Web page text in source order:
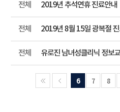
전체 2019년 추석연휴 진료안내
전체 2019년 8월 15일 광복절
전체 유로진 남녀성클리닉 정보
6 7 8